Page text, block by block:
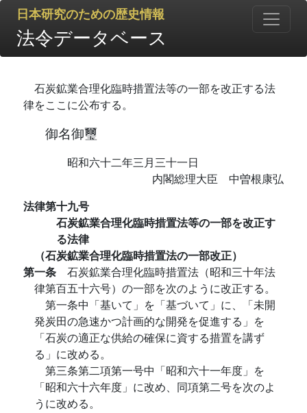
日本研究のための歴史情報
法令データベース
石炭鉱業合理化臨時措置法等の一部を改正する法
律をここに公布する。
御名御璽
昭和六十二年三月三十一日
内閣総理大臣 中曽根康弘
法律第十九号
石炭鉱業合理化臨時措置法等の一部を改正す
る法律
（石炭鉱業合理化臨時措置法の一部改正）
第一条 石炭鉱業合理化臨時措置法（昭和三十年法
律第百五十六号）の一部を次のように改正する。
第一条中「基いて」を「基づいて」に、「未開
発炭田の急速かつ計画的な開発を促進する」を
「石炭の適正な供給の確保に資する措置を講ず
る」に改める。
第三条第二項第一号中「昭和六十一年度」を
「昭和六十六年度」に改め、同項第二号を次のよ
うに改める。